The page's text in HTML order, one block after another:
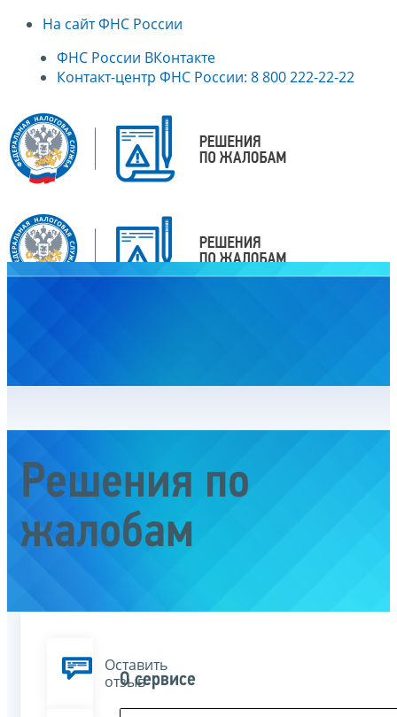
На сайт ФНС России
ФНС России ВКонтакте
Контакт-центр ФНС России: 8 800 222-22-22
Решения по
жалобам
Оставить
отзыв
О сервисе